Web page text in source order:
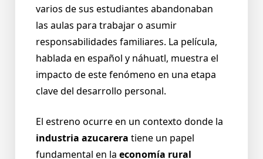
varios de sus estudiantes abandonaban
las aulas para trabajar o asumir
responsabilidades familiares. La película,
hablada en español y náhuatl, muestra el
impacto de este fenómeno en una etapa
clave del desarrollo personal.
El estreno ocurre en un contexto donde la
industria azucarera tiene un papel
fundamental en la economía rural